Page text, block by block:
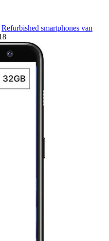
Refurbished smartphones van